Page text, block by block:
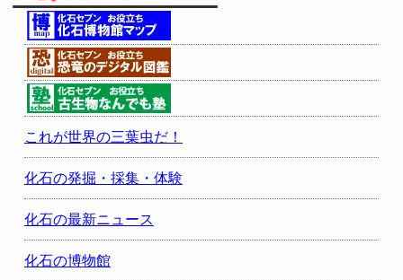
これが世界の三葉虫だ！
化石の発掘・採集・体験
化石の最新ニュース
化石の博物館